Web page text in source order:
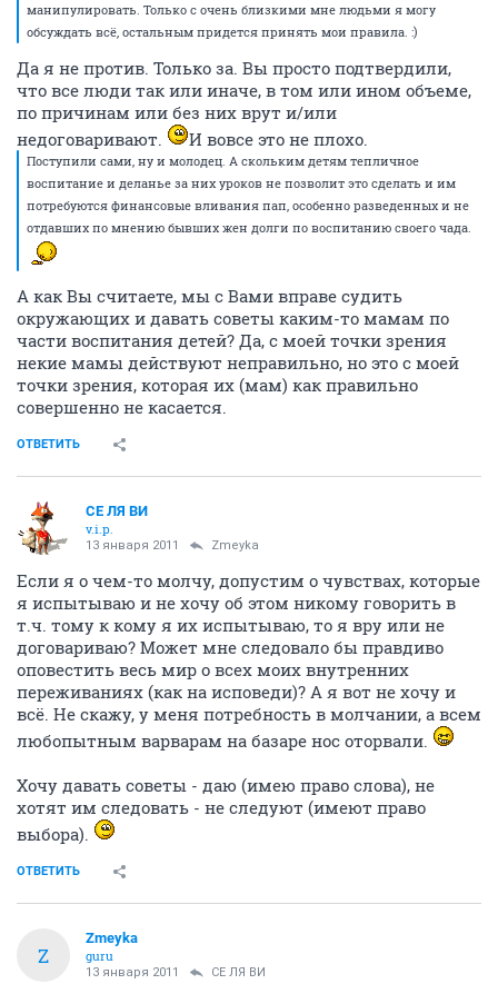
манипулировать. Только с очень близкими мне людьми я могу
обсуждать всё, остальным придется принять мои правила. :)
Да я не против. Только за. Вы просто подтвердили,
что все люди так или иначе, в том или ином объеме,
по причинам или без них врут и/или
недоговаривают.
И вовсе это не плохо.
Поступили сами, ну и молодец. А скольким детям тепличное
воспитание и деланье за них уроков не позволит это сделать и им
потребуются финансовые вливания пап, особенно разведенных и не
отдавших по мнению бывших жен долги по воспитанию своего чада.
А как Вы считаете, мы с Вами вправе судить
окружающих и давать советы каким-то мамам по
части воспитания детей? Да, с моей точки зрения
некие мамы действуют неправильно, но это с моей
точки зрения, которая их (мам) как правильно
совершенно не касается.
ОТВЕТИТЬ
СЕ ЛЯ ВИ
v.i.p.
13 января 2011 Zmeyka
Если я о чем-то молчу, допустим о чувствах, которые
я испытываю и не хочу об этом никому говорить в
т.ч. тому к кому я их испытываю, то я вру или не
договариваю? Может мне следовало бы правдиво
оповестить весь мир о всех моих внутренних
переживаниях (как на исповеди)? А я вот не хочу и
всё. Не скажу, у меня потребность в молчании, а всем
любопытным варварам на базаре нос оторвали.
Хочу давать советы - даю (имею право слова), не
хотят им следовать - не следуют (имеют право
выбора).
ОТВЕТИТЬ
Z
Zmeyka
guru
13 января 2011 СЕ ЛЯ ВИ